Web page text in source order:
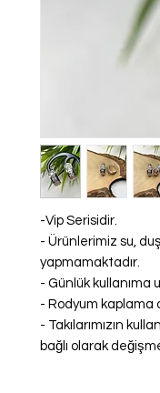
-Vip Serisidir.
- Ürünlerimiz su,
yapmamaktadır.
- Günlük kullanıma
- Rodyum kaplama
- Takılarımızın
bağlı olarak